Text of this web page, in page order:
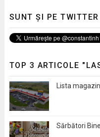
SUNT ȘI PE
TOP 3 ARTICOLE
Lista
Sărbători